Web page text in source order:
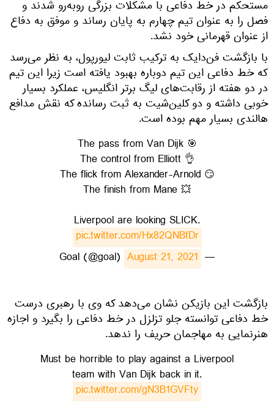
مستحکم در خط دفاعی با مشکلات بزرگی روبه‌رو شدند و
فصل را به عنوان تیم چهارم به پایان رساند و موفق به دفاع
از عنوان قهرمانی خود نشد.
با بازگشت فن‌دایک به ترکیب ثابت لیورپول، به نظر می‌رسد
که خط دفاعی این تیم دوباره بهبود یافته است زیرا این تیم
در دو هفته از رقابت‌های لیگ برتر انگلیس، عملکرد بسیار
خوبی داشته و دو کلین‌شیت به ثبت رسانده که نقش مدافع
هالندی بسیار مهم بوده است.
The pass from Van Dijk 🎯
The control from Elliott 👌
The flick from Alexander-Arnold 😏
The finish from Mane 💥
Liverpool are looking SLICK.
pic.twitter.com/Hx82QNBfDr
— Goal (@goal)
August 21, 2021
بازگشت این بازیکن نشان می‌دهد که وی با رهبری درست
خط دفاعی توانسته جلو تزلزل در خط دفاعی را بگیرد و اجازه
هنرنمایی به مهاجمان حریف را ندهد.
Must be horrible to play against a Liverpool
team with Van Dijk back in it.
pic.twitter.com/gN3B1GVFty